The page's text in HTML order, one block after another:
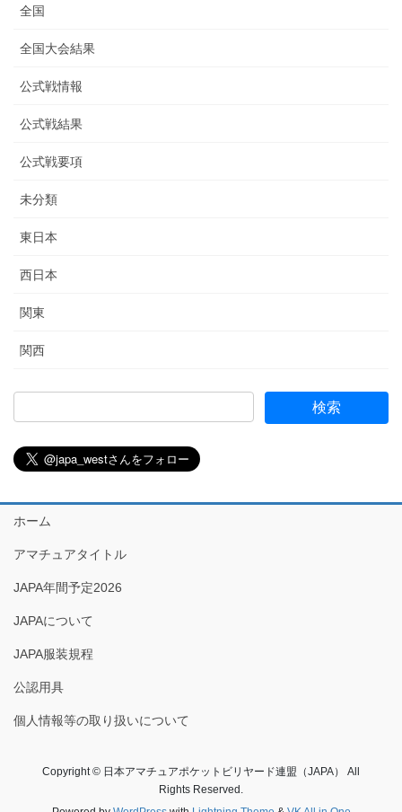
全国
全国大会結果
公式戦情報
公式戦結果
公式戦要項
未分類
東日本
西日本
関東
関西
ホーム
アマチュアタイトル
JAPA年間予定2026
JAPAについて
JAPA服装規程
公認用具
個人情報等の取り扱いについて
Copyright © 日本アマチュアポケットビリヤード連盟（JAPA） All
Rights Reserved.